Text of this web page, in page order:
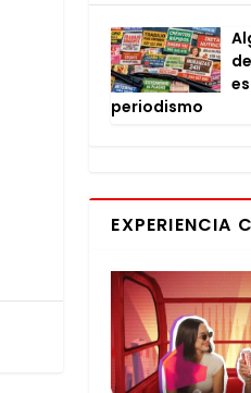
perio­dis­mo
EXPERIENCIA